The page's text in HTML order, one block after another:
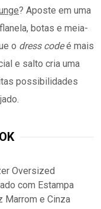
? Aposte em uma
botas e meia-
o dress codeé mais
e salto cria uma
possibilidades